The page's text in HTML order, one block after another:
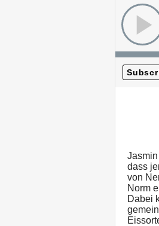
dass
von
Norm
Dabei